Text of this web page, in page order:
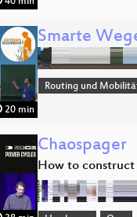
20 min
Smarte
Routing und
Chaospager
How to construct